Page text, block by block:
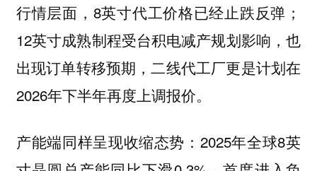
行情层面，8英寸代工价格已经止跌反弹；
12英寸成熟制程受台积电减产规划影响，也
出现订单转移预期，二线代工厂更是计划在
2026年下半年再度上调报价。
产能端同样呈现收缩态势：2025年全球8英